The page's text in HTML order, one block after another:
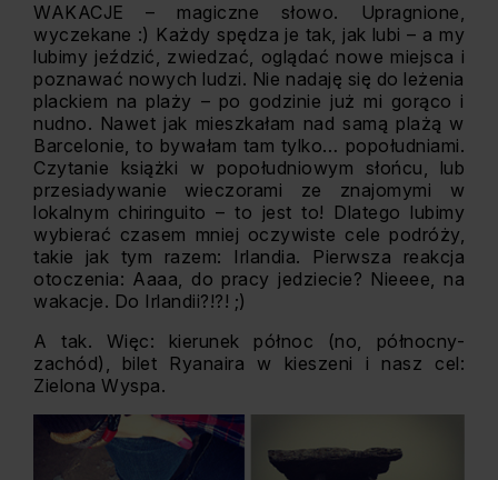
WAKACJE – magiczne słowo. Upragnione,
wyczekane :) Każdy spędza je tak, jak lubi – a my
lubimy jeździć, zwiedzać, oglądać nowe miejsca i
poznawać nowych ludzi. Nie nadaję się do leżenia
plackiem na plaży – po godzinie już mi gorąco i
nudno. Nawet jak mieszkałam nad samą plażą w
Barcelonie, to bywałam tam tylko… popołudniami.
Czytanie książki w popołudniowym słońcu, lub
przesiadywanie wieczorami ze znajomymi w
lokalnym chiringuito – to jest to! Dlatego lubimy
wybierać czasem mniej oczywiste cele podróży,
takie jak tym razem: Irlandia. Pierwsza reakcja
otoczenia: Aaaa, do pracy jedziecie? Nieeee, na
wakacje. Do Irlandii?!?! ;)
A tak. Więc: kierunek północ (no, północny-
zachód), bilet Ryanaira w kieszeni i nasz cel:
Zielona Wyspa.